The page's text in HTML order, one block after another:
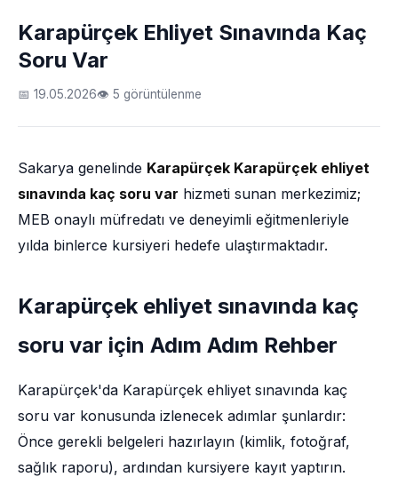
Karapürçek Ehliyet Sınavında Kaç
Soru Var
📅 19.05.2026👁 5 görüntülenme
Sakarya genelinde Karapürçek Karapürçek ehliyet
sınavında kaç soru var hizmeti sunan merkezimiz;
MEB onaylı müfredatı ve deneyimli eğitmenleriyle
yılda binlerce kursiyeri hedefe ulaştırmaktadır.
Karapürçek ehliyet sınavında kaç
soru var için Adım Adım Rehber
Karapürçek'da Karapürçek ehliyet sınavında kaç
soru var konusunda izlenecek adımlar şunlardır:
Önce gerekli belgeleri hazırlayın (kimlik, fotoğraf,
sağlık raporu), ardından kursiyere kayıt yaptırın.